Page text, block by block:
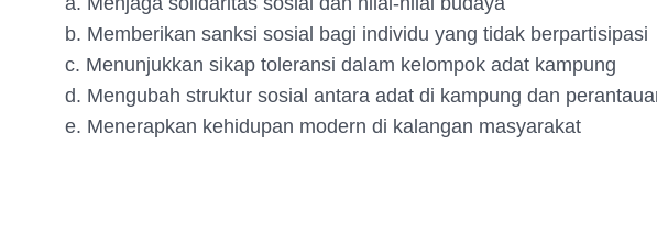
b. Memberikan sanksi sosial bagi individu yang tidak berpartisipasi
c. Menunjukkan sikap toleransi dalam kelompok adat kampung
d. Mengubah struktur sosial antara adat di kampung dan
e. Menerapkan kehidupan modern di kalangan masyarakat